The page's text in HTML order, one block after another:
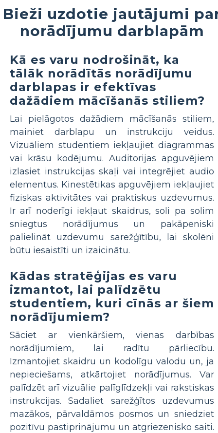
Bieži uzdotie jautājumi
norādījumu darblapām
Kā es varu nodrošināt, ka
tālāk norādītās norādījumu
darblapas ir efektīvas
dažādiem mācīšanās stiliem?
Lai pielāgotos dažādiem mācīšanās stiliem,
mainiet darblapu un instrukciju veidus.
Vizuāliem studentiem iekļaujiet diagrammas
vai krāsu kodējumu. Auditorijas apguvējiem
izlasiet instrukcijas skaļi vai integrējiet audio
elementus. Kinestētikas apguvējiem iekļaujiet
fiziskas aktivitātes vai praktiskus uzdevumus.
Ir arī noderīgi iekļaut skaidrus, soli pa solim
sniegtus norādījumus un pakāpeniski
palielināt uzdevumu sarežģītību, lai skolēni
būtu iesaistīti un izaicinātu.
Kādas stratēģijas es varu
izmantot, lai palīdzētu
studentiem, kuri cīnās ar šiem
norādījumiem?
Sāciet ar vienkāršiem, vienas darbības
norādījumiem, lai radītu pārliecību.
Izmantojiet skaidru un kodolīgu valodu un, ja
nepieciešams, atkārtojiet norādījumus. Var
palīdzēt arī vizuālie palīglīdzekļi vai rakstiskas
instrukcijas. Sadaliet sarežģītos uzdevumus
mazākos, pārvaldāmos posmos un sniedziet
pozitīvu pastiprinājumu un atgriezenisko saiti.